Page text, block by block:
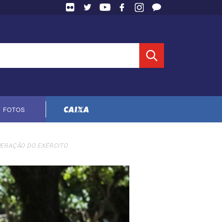
FOTOS Cópia do contrato CNTS-CEF-2023
DO EXÉRCITO